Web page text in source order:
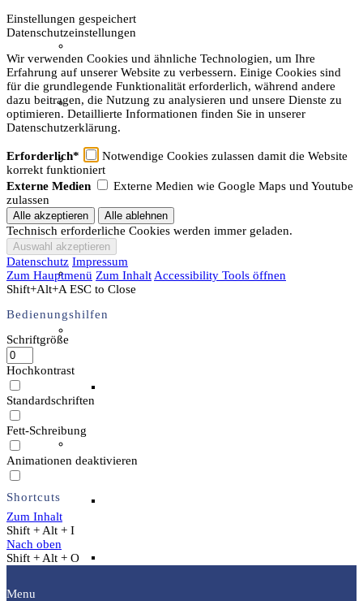
Besichtigung & Führungen
Aktionen & Veranstaltungen
Außerschulischer Lernort
Unser Team & Mitmachen
Einstellungen gespeichert
Datenschutzeinstellungen
Wir verwenden Cookies und ähnliche Technologien, um Ihre
Erfahrung auf unserer Website zu verbessern. Einige Cookies sind
für die grundlegende Funktionalität erforderlich, während andere
dazu beitragen, die Nutzung zu analysieren und unsere Dienste zu
optimieren. Detaillierte Informationen finden Sie in unserer
Datenschutzerklärung.
Erforderlich*
Notwendige Cookies zulassen damit die Website
korrekt funktioniert
Externe Medien
Externe Medien wie Google Maps und Youtube
zulassen
Technisch erforderliche Cookies werden immer geladen.
Datenschutz Impressum
Zum Hauptmenü Zum Inhalt Accessibility Tools öffnen
Shift+Alt+A ESC to Close
Bedienungshilfen
Schriftgröße
Hochkontrast
Standardschriften
Fett-Schreibung
Animationen deaktivieren
Shortcuts
Zum Inhalt
Shift + Alt + I
Nach oben
Shift + Alt + O
Menu